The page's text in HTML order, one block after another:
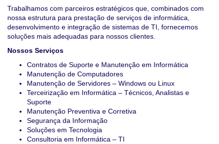
Trabalhamos com parceiros estratégicos que, combinados com
nossa estrutura para prestação de serviços de informática,
desenvolvimento e integração de sistemas de TI, fornecemos
soluções mais adequadas para nossos clientes.
Nossos Serviços
Contratos de Suporte e Manutenção em Informática
Manutenção de Computadores
Manutenção de Servidores – Windows ou Linux
Terceirização em Informática – Técnicos, Analistas e
Suporte
Manutenção Preventiva e Corretiva
Segurança da Informação
Soluções em Tecnologia
Consultoria em Informática – TI